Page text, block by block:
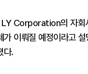
LY Corporation의 자회
이뤄질 예정이라고
다.